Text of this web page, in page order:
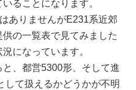
ることになります。
ありませんがE231系近郊
の一覧表で見てみました
になっています。
、都営5300形、そして進
して扱えるかどうかが不明